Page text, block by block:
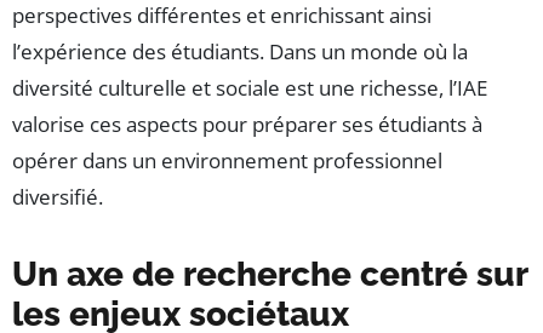
perspectives différentes et enrichissant ainsi
l’expérience des étudiants. Dans un monde où la
diversité culturelle et sociale est une richesse, l’IAE
valorise ces aspects pour préparer ses étudiants à
opérer dans un environnement professionnel
diversifié.
Un axe de recherche centré sur
les enjeux sociétaux